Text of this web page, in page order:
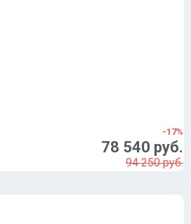
-17%
78 540 руб.
94 250 руб.